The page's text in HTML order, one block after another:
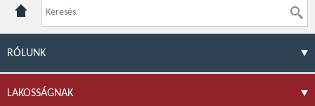
RÓLUNK
LAKOSSÁGNAK